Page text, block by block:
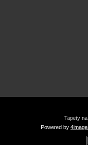
Tapety
Powered by